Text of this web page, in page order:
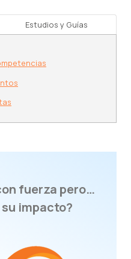
Estudios y Guías
fuerza pero…
impacto?